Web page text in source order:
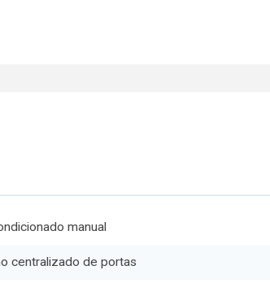
manual
centralizado de portas